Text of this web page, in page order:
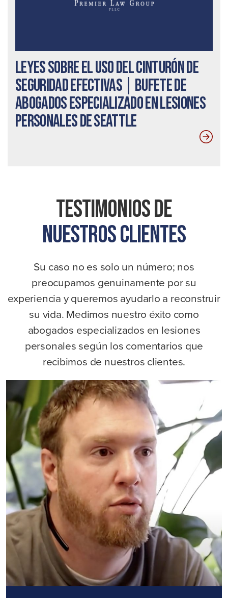
Leyes sobre el uso del cinturón de
seguridad efectivas | Bufete de
abogados especializado en lesiones
personales de Seattle
Testimonios De
Nuestros Clientes
Su caso no es solo un número; nos
preocupamos genuinamente por su
experiencia y queremos ayudarlo a reconstruir
su vida. Medimos nuestro éxito como
abogados especializados en lesiones
personales según los comentarios que
recibimos de nuestros clientes.